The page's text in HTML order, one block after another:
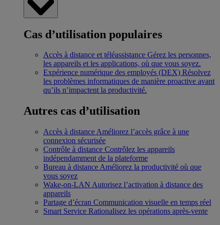
Cas d’utilisation populaires
Accès à distance et téléassistance Gérez les personnes,
les appareils et les applications, où que vous soyez.
Expérience numérique des employés (DEX) Résolvez
les problèmes informatiques de manière proactive avant
qu’ils n’impactent la productivité.
Autres cas d’utilisation
Accès à distance Améliorez l’accès grâce à une
connexion sécurisée
Contrôle à distance Contrôlez les appareils
indépendamment de la plateforme
Bureau à distance Améliorez la productivité où que
vous soyez
Wake-on-LAN Autorisez l’activation à distance des
appareils
Partage d’écran Communication visuelle en temps réel
Smart Service Rationalisez les opérations après-vente